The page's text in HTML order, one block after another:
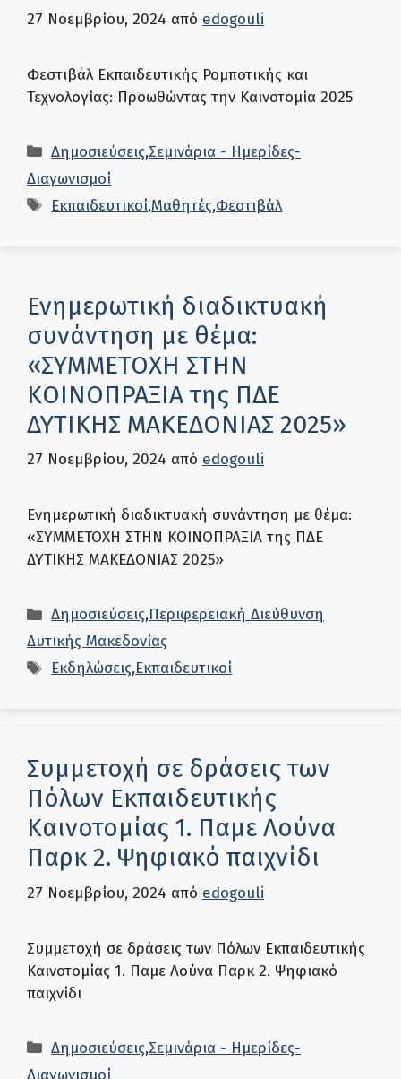
27 Νοεμβρίου, 2024 από edogouli
Φεστιβάλ Εκπαιδευτικής Ρομποτικής και
Τεχνολογίας: Προωθώντας την Καινοτομία 2025
Κατηγορίες
Δημοσιεύσεις,Σεμινάρια - Ημερίδες-
Διαγωνισμοί
Ετικέτες
Εκπαιδευτικοί,Μαθητές,Φεστιβάλ
Ενημερωτική διαδικτυακή
συνάντηση με θέμα:
«ΣΥΜΜΕΤΟΧΗ ΣΤΗΝ
ΚΟΙΝΟΠΡΑΞΙΑ της ΠΔΕ
ΔΥΤΙΚΗΣ ΜΑΚΕΔΟΝΙΑΣ 2025»
27 Νοεμβρίου, 2024 από edogouli
Ενημερωτική διαδικτυακή συνάντηση με θέμα:
«ΣΥΜΜΕΤΟΧΗ ΣΤΗΝ ΚΟΙΝΟΠΡΑΞΙΑ της ΠΔΕ
ΔΥΤΙΚΗΣ ΜΑΚΕΔΟΝΙΑΣ 2025»
Κατηγορίες
Δημοσιεύσεις,Περιφερειακή Διεύθυνση
Δυτικής Μακεδονίας
Ετικέτες
Εκδηλώσεις,Εκπαιδευτικοί
Συμμετοχή σε δράσεις των
Πόλων Εκπαιδευτικής
Καινοτομίας 1. Παμε Λούνα
Παρκ 2. Ψηφιακό παιχνίδι
27 Νοεμβρίου, 2024 από edogouli
Συμμετοχή σε δράσεις των Πόλων Εκπαιδευτικής
Καινοτομίας 1. Παμε Λούνα Παρκ 2. Ψηφιακό
παιχνίδι
Κατηγορίες
Δημοσιεύσεις,Σεμινάρια - Ημερίδες-
Διαγωνισμοί